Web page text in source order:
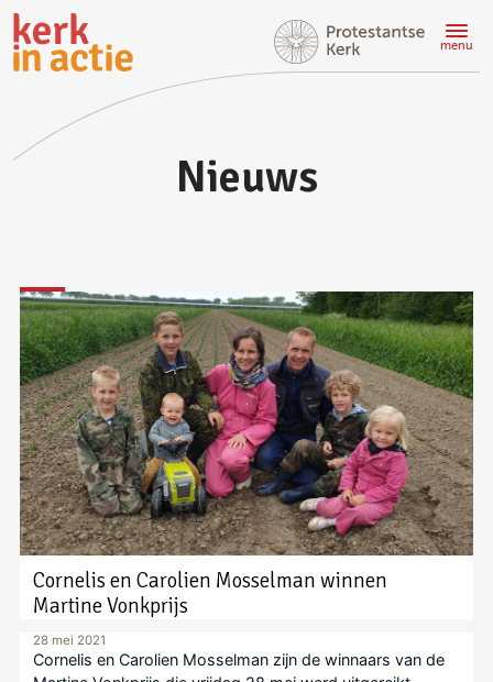
Doorgaan
naar
hoofdinhoud
menu
Nieuws
Cornelis en Carolien Mosselman winnen
Martine Vonkprijs
28 mei 2021
Cornelis en Carolien Mosselman zijn de winnaars van de